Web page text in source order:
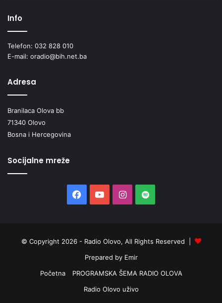
Info
Telefon: 032 828 010
E-mail: oradio@bih.net.ba
Adresa
Branilaca Olova bb
71340 Olovo
Bosna i Hercegovina
Socijalne mreže
Facebook
YouTubeInstagram
Spotify
© Copyright 2026 - Radio Olovo, All Rights Reserved |
Prepared by Emir
Početna
PROGRAMSKA ŠEMA RADIO OLOVA
Radio Olovo uživo